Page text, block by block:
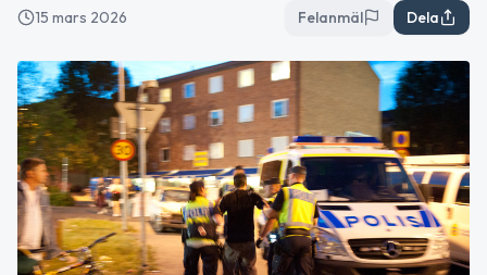
15 mars 2026 Felanmäl Dela